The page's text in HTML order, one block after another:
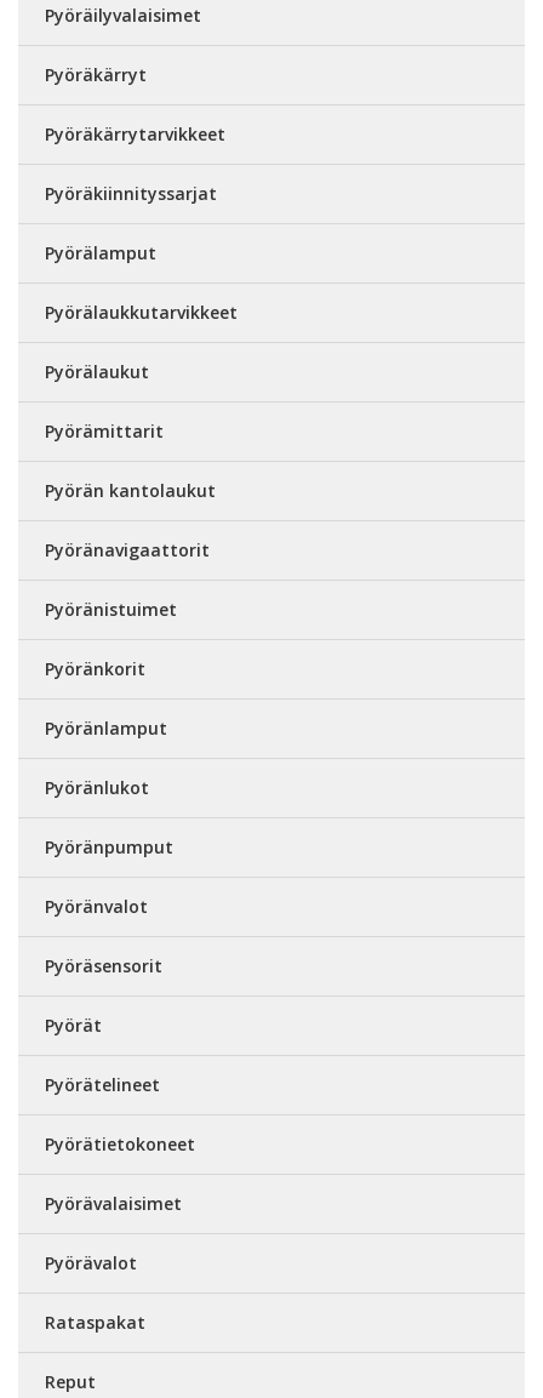
Pyöräilyvalaisimet
Pyöräkärryt
Pyöräkärrytarvikkeet
Pyöräkiinnityssarjat
Pyörälamput
Pyörälaukkutarvikkeet
Pyörälaukut
Pyörämittarit
Pyörän kantolaukut
Pyöränavigaattorit
Pyöränistuimet
Pyöränkorit
Pyöränlamput
Pyöränlukot
Pyöränpumput
Pyöränvalot
Pyöräsensorit
Pyörät
Pyörätelineet
Pyörätietokoneet
Pyörävalaisimet
Pyörävalot
Rataspakat
Reput